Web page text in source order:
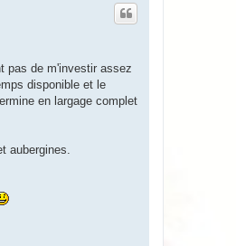
pas de m'investir assez
disponible et le
en largage complet
aubergines.